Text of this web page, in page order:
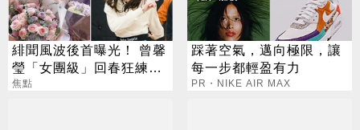
緋聞風波後首曝光！ 曾馨
瑩「女團級」回春狂練舞
郭董獨自公園散步
焦點
踩著空氣，邁向極限，讓
每一步都輕盈有力
PR・NIKE AIR MAX